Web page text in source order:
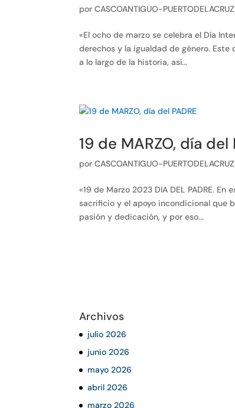
porCASCOANTIGUO-PUERTODELACRUZ
«El ocho de marzo se celebra el Día
derechos y la igualdad de género.
a lo largo de la historia, así...
19 de MARZO, día del
porCASCOANTIGUO-PUERTODELACRUZ
«19 de Marzo 2023 DIA DEL PADRE.
sacrificio y el apoyo incondicional que
pasión y dedicación, y por eso...
Archivos
julio 2026
junio 2026
mayo 2026
abril 2026
marzo 2026